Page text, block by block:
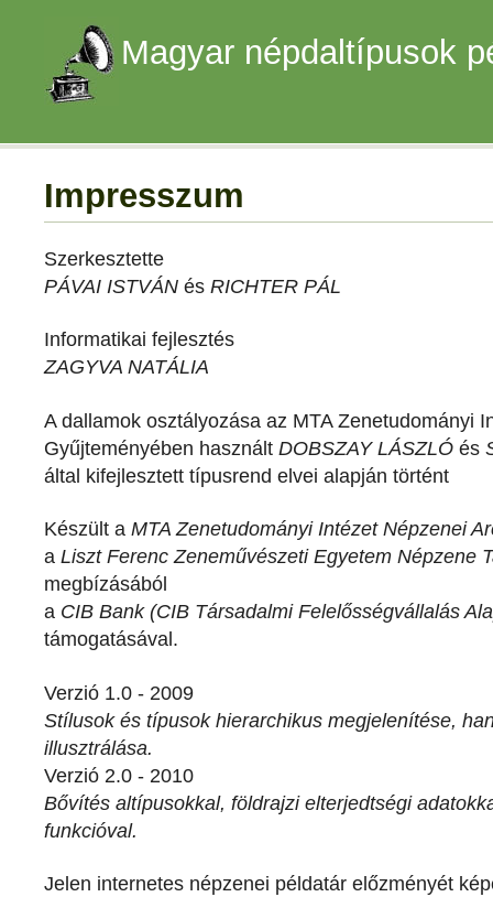
Magyar népdaltípusok
Impresszum
Szerkesztette
PÁVAI ISTVÁN és RICHTER PÁL
Informatikai fejlesztés
ZAGYVA NATÁLIA
A dallamok osztályozása az MTA Zenetudományi
Gyűjteményében használt DOBSZAY LÁSZLÓ és
által kifejlesztett típusrend elvei alapján történt
Készült a MTA Zenetudományi Intézet Népzenei
a Liszt Ferenc Zeneművészeti Egyetem Népzene
megbízásából
a CIB Bank (CIB Társadalmi Felelősségvállalás
támogatásával.
Verzió 1.0 - 2009
Stílusok és típusok hierarchikus megjelenítése,
illusztrálása.
Verzió 2.0 - 2010
Bővítés altípusokkal, földrajzi elterjedtségi
funkcióval.
Jelen internetes népzenei példatár előzményét